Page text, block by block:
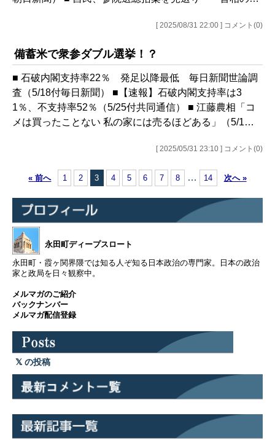
[ 2025/08/31 22:00 ] コメント(0)
備蓄米で衆参ダブル選挙！？
■ 石破内閣支持率22％ 発足以降最低 毎日新聞世論調
査（5/18付毎日新聞） ■【速報】石破内閣支持率は3
1％、不支持率52％（5/25付共同通信） ■ 江藤農相「コ
メは買ったことない 私の家には売るほどある」（5/1…
[ 2025/05/31 23:10 ] コメント(0)
« 前へ 1 2 3 4 5 6 7 8 … 14 次へ »
永田町ディープスロート
永田町・霞ヶ関界隈では知る人ぞ知る日本政治の専門家。日本の政治
家と政局を日々観察中。
メルマガのご紹介
バックナンバー
メルマガ配信登録
の投稿